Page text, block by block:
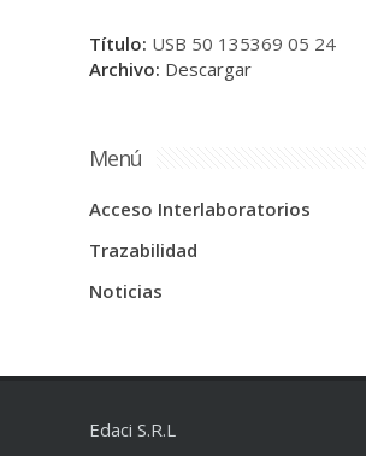
Título: USB 50 135369 05 24
Archivo: Descargar
Menú
Acceso Interlaboratorios
Trazabilidad
Noticias
Edaci S.R.L